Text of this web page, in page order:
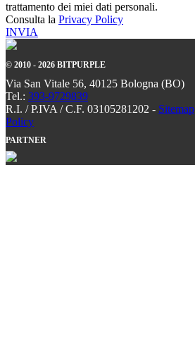
trattamento dei miei dati personali.
Consulta la Privacy Policy
INVIA
© 2010 - 2026 BITPURPLE
Via San Vitale 56, 40125 Bologna (BO)
Tel.: 393-9729839
R.I. / P.IVA / C.F. 03105281202 - Sitemap
Policy
PARTNER